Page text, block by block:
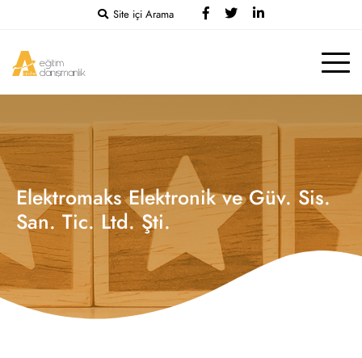
Site içi Arama
Elektromaks Elektronik ve Güv. Sis.
San. Tic. Ltd. Şti.